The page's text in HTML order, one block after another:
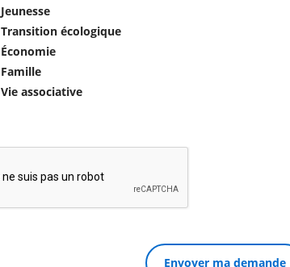
Jeunesse
Transition écologique
Économie
Famille
Vie associative